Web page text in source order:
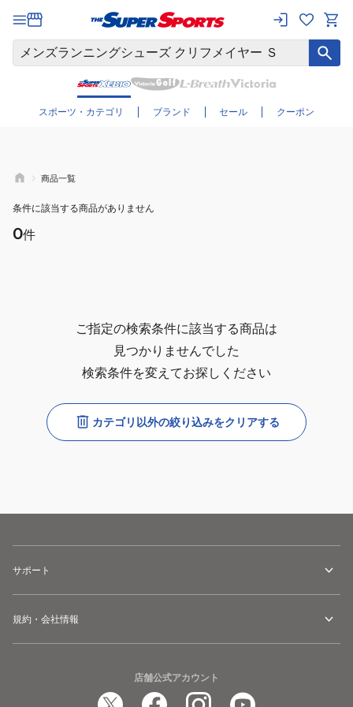
スポーツ・カテゴリ ブランド セール クーポン
さらに絞り込む
商品一覧
条件に該当する商品がありません
0件
ご指定の検索条件に該当する商品は
見つかりませんでした
検索条件を変えてお探しください
カテゴリ以外の絞り込みをクリアする
サポート
規約・会社情報
店舗公式アカウント